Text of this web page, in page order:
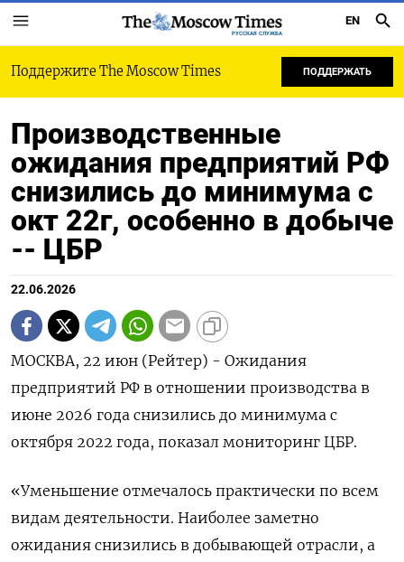
РУССКАЯ СЛУЖБА
EN
Поддержите The Moscow Times ПОДДЕРЖАТЬ
Производственные
ожидания предприятий РФ
снизились до минимума с
окт 22г, особенно в добыче
-- ЦБР
22.06.2026
МОСКВА, 22 июн (Рейтер) - Ожидания
предприятий РФ в отношении производства в
июне ‌2026 года снизились до минимума с
октября 2022 года, показал ​мониторинг ​ЦБР.
«Уменьшение отмечалось ​практически по ⁠всем
видам деятельности. ‌Наиболее заметно
ожидания ‌снизились в добывающей отрасли, а